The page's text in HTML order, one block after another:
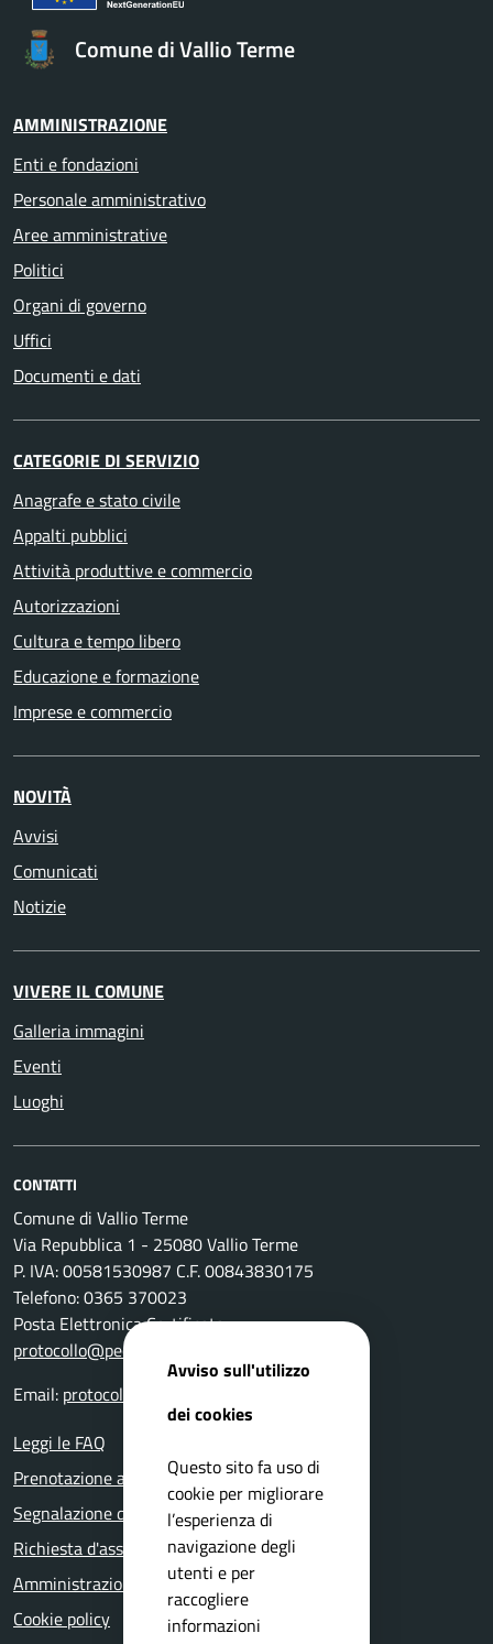
Comune di Vallio Terme
AMMINISTRAZIONE
Enti e fondazioni
Personale amministrativo
Aree amministrative
Politici
Organi di governo
Uffici
Documenti e dati
CATEGORIE DI SERVIZIO
Anagrafe e stato civile
Appalti pubblici
Attività produttive e commercio
Autorizzazioni
Cultura e tempo libero
Educazione e formazione
Imprese e commercio
NOVITÀ
Avvisi
Comunicati
Notizie
VIVERE IL COMUNE
Galleria immagini
Eventi
Luoghi
CONTATTI
Comune di Vallio Terme
Via Repubblica 1 - 25080 Vallio Terme
P. IVA: 00581530987 C.F. 00843830175
Telefono: 0365 370023
Posta Elettronica Certificata:
protocollo@pec.comune.vallioterme.bs.it
Email: protocollo@pec.comune.vallioterme.bs.it
Leggi le FAQ
Prenotazione appuntamento
Segnalazione disservizio
Richiesta d'assistenza
Amministrazione trasparente
Cookie policy
Avviso sull'utilizzo
dei cookies
Questo sito fa uso di
cookie per migliorare
l’esperienza di
navigazione degli
utenti e per
raccogliere
informazioni